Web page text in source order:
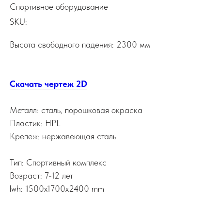
Спортивное оборудование
SKU:
Высота свободного падения: 2300 мм
Скачать чертеж 2D
Металл: сталь, порошковая окраска
Пластик: HPL
Крепеж: нержавеющая сталь
Тип: Спортивный комплекс
Возраст: 7-12 лет
lwh: 1500x1700x2400 mm